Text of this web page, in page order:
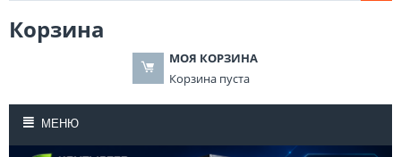
Корзина
МОЯ КОРЗИНА
Корзина пуста
МЕНЮ